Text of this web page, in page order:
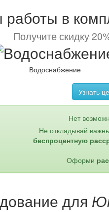
в
Получите скидку
Водоснабжение
Узнать
Нет
Не откладывай
беспроцентную
Оформи
для